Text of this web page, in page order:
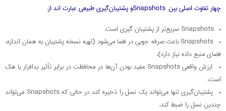
چهار تفاوت اصلی بین Snapshotsو پشتیبان‌گیری طبیعی عبارت ‌اند از:
• Snapshots سریع‌تر از پشتیبان‌ گیری است.
• Snapshots باعث صرفه‌ جویی در فضا می‌شود (تهیه نسخه پشتیبان به همان اندازه،
فضای منبع داده نیاز دارد).
• ارزش واقعی Snapshots مفید بودن آن‌ها در محافظت در برابر تأثیر بدافزار یا هک
است.
• پشتیبان‌گیری تنها می‌تواند یک نسل را ذخیره کند در حالی که Snapshots می‌تواند
چندین نسل را ضبط کند.